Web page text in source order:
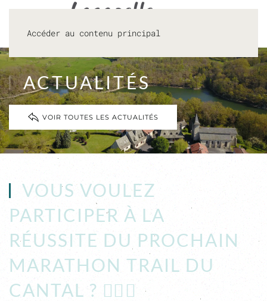
Accéder au contenu principal
ACTUALITÉS
VOIR TOUTES LES ACTUALITÉS
VOUS VOULEZ
PARTICIPER À LA
RÉUSSITE DU PROCHAIN
MARATHON TRAIL DU
CANTAL ? 🏃‍♂️⛰️